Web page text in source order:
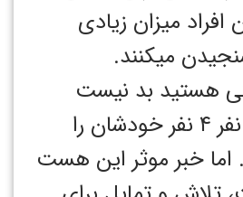
میزان زیادی
میکنند.
هستید بد نیست
بدانید که از هر ۱۰ نفر ۴ نفر خودشان را
اما خبر موثر این هست